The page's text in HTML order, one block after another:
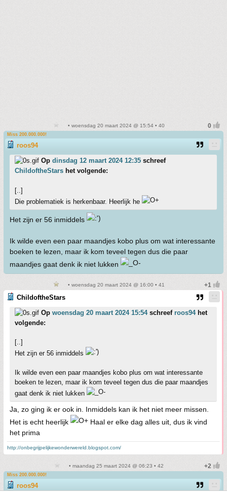
• woensdag 20 maart 2024 @ 15:54 • 40
Miss 200.000.000!
roos94
Op dinsdag 12 maart 2024 12:35 schreef
ChildoftheStars het volgende:
[..]
Die problematiek is herkenbaar. Heerlijk he
Het zijn er 56 inmiddels
Ik wilde even een paar maandjes kobo plus om wat interessante
boeken te lezen, maar ik kom teveel tegen dus die paar
maandjes gaat denk ik niet lukken
• woensdag 20 maart 2024 @ 16:00 • 41
ChildoftheStars
Op woensdag 20 maart 2024 15:54schreef roos94het
volgende:
[..]
Het zijn er 56 inmiddels
Ik wilde even een paar maandjes kobo plus om wat interessante
boeken te lezen, maar ik kom teveel tegen dus die paar maandjes
gaat denk ik niet lukken
Ja, zo ging ik er ook in. Inmiddels kan ik het niet meer missen.
Het is echt heerlijk
Haal er elke dag alles uit, dus ik vind
het prima
http://onbegrijpelijkewonderwereld.blogspot.com/
• maandag 25 maart 2024 @ 06:23 • 42
Miss 200.000.000!
roos94